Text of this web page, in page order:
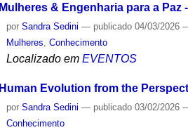
Mulheres & Engenharia para a
porSandra Sedini — publicado 04/03/2026
Mulheres ,Conhecimento
Localizado em EVENTOS
Human Evolution from the
porSandra Sedini — publicado 03/02/2026
Conhecimento